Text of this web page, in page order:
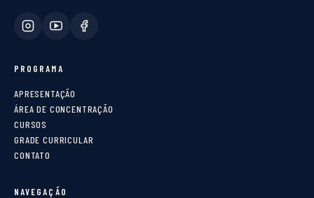
PROGRAMA
APRESENTAÇÃO
ÁREA DE CONCENTRAÇÃO
CURSOS
GRADE CURRICULAR
CONTATO
NAVEGAÇÃO